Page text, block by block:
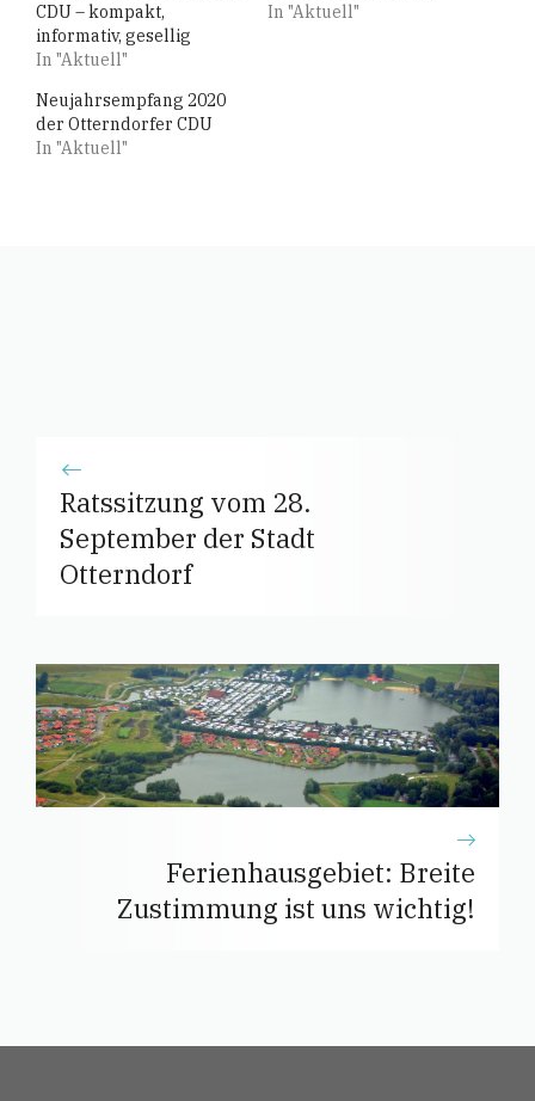
CDU – kompakt,
informativ, gesellig
In "Aktuell"
In "Aktuell"
Neujahrsempfang 2020
der Otterndorfer CDU
In "Aktuell"
Ratssitzung vom 28.
September der Stadt
Otterndorf
Ferienhausgebiet: Breite
Zustimmung ist uns wichtig!